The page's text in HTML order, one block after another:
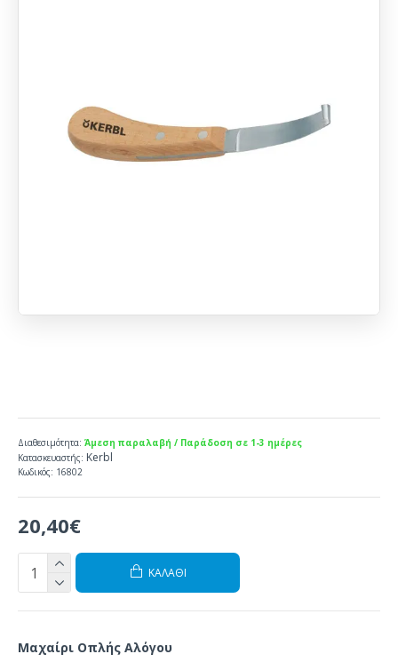
20,40€
Διαθεσιμότητα: Άμεση παραλαβή / Παράδοση σε 1-3 ημέρες
Κατασκευαστής: Kerbl
Κωδικός: 16802
ΚΑΛΆΘΙ
Μαχαίρι Οπλής Αλόγου